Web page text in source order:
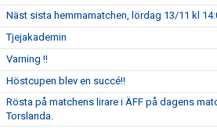
Näst sista hemmamatchen, lördag 13/11 kl
Tjejakademin
Varning !!
Höstcupen blev en succé!!
Rösta på matchens lirare i ÄFF på dagens
Torslanda.